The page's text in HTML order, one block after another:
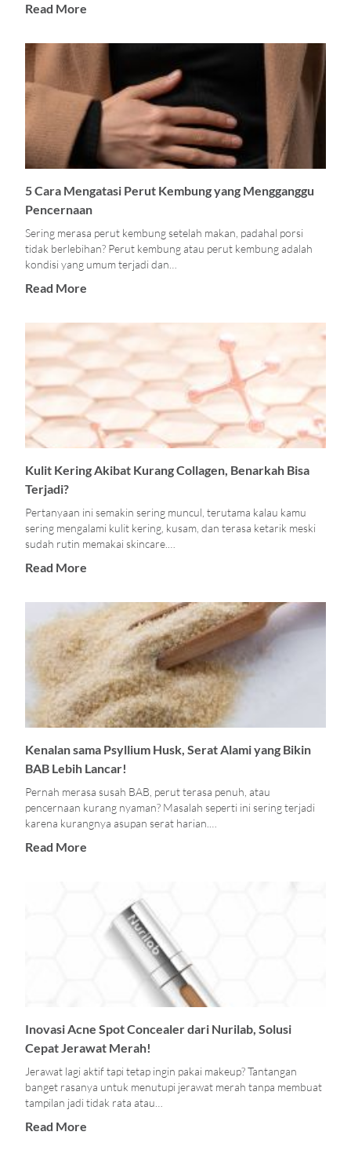
Read More
5 Cara Mengatasi Perut Kembung yang Mengganggu
Pencernaan
Sering merasa perut kembung setelah makan, padahal porsi
tidak berlebihan? Perut kembung atau perut kembung adalah
kondisi yang umum terjadi dan…
Read More
Kulit Kering Akibat Kurang Collagen, Benarkah Bisa
Terjadi?
Pertanyaan ini semakin sering muncul, terutama kalau kamu
sering mengalami kulit kering, kusam, dan terasa ketarik meski
sudah rutin memakai skincare.…
Read More
Kenalan sama Psyllium Husk, Serat Alami yang Bikin
BAB Lebih Lancar!
Pernah merasa susah BAB, perut terasa penuh, atau
pencernaan kurang nyaman? Masalah seperti ini sering terjadi
karena kurangnya asupan serat harian.…
Read More
Inovasi Acne Spot Concealer dari Nurilab, Solusi
Cepat Jerawat Merah!
Jerawat lagi aktif tapi tetap ingin pakai makeup? Tantangan
banget rasanya untuk menutupi jerawat merah tanpa membuat
tampilan jadi tidak rata atau…
Read More